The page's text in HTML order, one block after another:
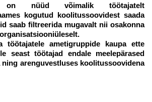
nüüd võimalik töötajatelt
kogutud koolitussoovidest saada
saab filtreerida mugavalt nii osakonna
töötajatele ametigruppide kaupa ette
seast töötajad endale meelepärased
ning arenguvestluses koolitussoovidena